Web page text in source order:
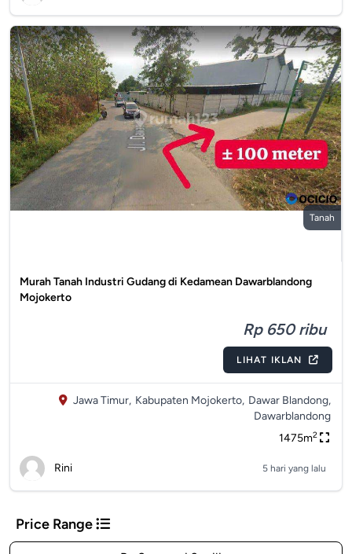
Tanah
Murah Tanah Industri Gudang di Kedamean Dawarblandong
Mojokerto
Rp 650 ribu
LIHAT IKLAN
Jawa Timur, Kabupaten Mojokerto, Dawar Blandong,
Dawarblandong
1475m2
Rini 5 hari yang lalu
Price Range